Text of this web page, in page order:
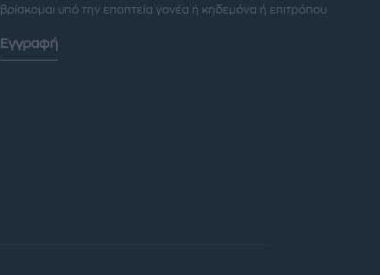
βρίσκομαι υπό την εποπτεία γονέα ή κηδεμόνα ή επιτρόπου
Εγγραφή